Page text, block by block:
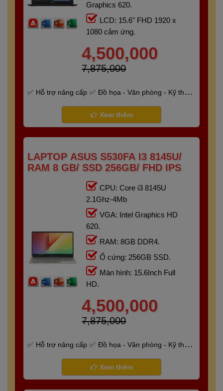
Graphics 620.
LCD: 15.6" FHD 1920 x
1080 cảm ứng.
4,500,000
7,875,000
Hỗ trợ nâng cấp
Đồ họa - Văn phòng - Kỹ thuật
Bảo hành 6 tháng
Xem thêm
LAPTOP ASUS S530FA I3 8145U/
RAM 8 GB/ SSD 256GB/ FHD IPS
CPU: Core i3 8145U
2.1Ghz-4Mb
VGA: Intel Graphics HD
620.
RAM: 8GB DDR4.
Ổ cứng: 256GB SSD.
Màn hình: 15.6Inch Full
HD.
4,500,000
7,875,000
Hỗ trợ nâng cấp
Đồ họa - Văn phòng - Kỹ thuật
Bảo hành 6 tháng
Xem thêm